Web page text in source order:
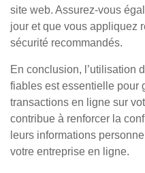
site web. Assurez-vous
jour et que vous appliquez
sécurité recommandés.
En conclusion, l’utilisation
fiables est essentielle pour
transactions en ligne sur
contribue à renforcer la
leurs informations
votre entreprise en ligne.